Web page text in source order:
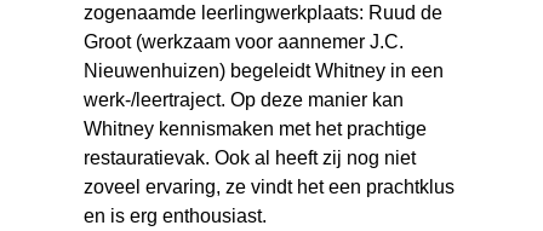
zogenaamde leerlingwerkplaats: Ruud de
Groot (werkzaam voor aannemer J.C.
Nieuwenhuizen) begeleidt Whitney in een
werk-/leertraject. Op deze manier kan
Whitney kennismaken met het prachtige
restauratievak. Ook al heeft zij nog niet
zoveel ervaring, ze vindt het een prachtklus
en is erg enthousiast.